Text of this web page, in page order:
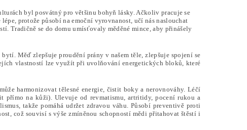
byl posvátný pro většinu bohyň lásky. Ačkoliv pracuje se
protože působí na emoční vyrovnanost, učí nás naslouchat
Tradičně se do domu umísťovaly měděné mince, aby přinášely
Měď zlepšuje proudění prány v našem těle, zlepšuje spojení se
vlastností lze využít při uvolňování energetických bloků, které
harmonizovat tělesné energie, čistit boky a nerovnováhy. Léčí
přímo na kůži). Ulevuje od revmatismu, artritidy, pocení rukou a
takže pomáhá udržet zdravou váhu. Působí preventivě proti
což souvisí s výše zmíněnou schopností mědi přitahovat štěstí i